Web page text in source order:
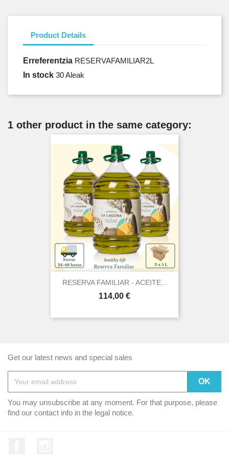
Product Details
Erreferentzia RESERVAFAMILIAR2L
In stock 30 Aleak
1 other product in the same category:
RESERVA FAMILIAR - ACEITE...
Price
114,00 €
Get our latest news and special sales
You may unsubscribe at any moment. For that purpose, please
find our contact info in the legal notice.